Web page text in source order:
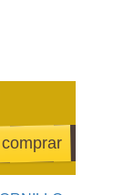
comprar